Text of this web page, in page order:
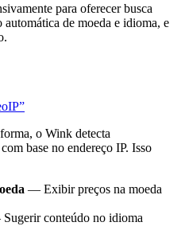
para oferecer busca
automática de moeda e idioma, e
o Wink detecta
base no endereço IP. Isso
— Exibir preços na moeda
conteúdo no idioma